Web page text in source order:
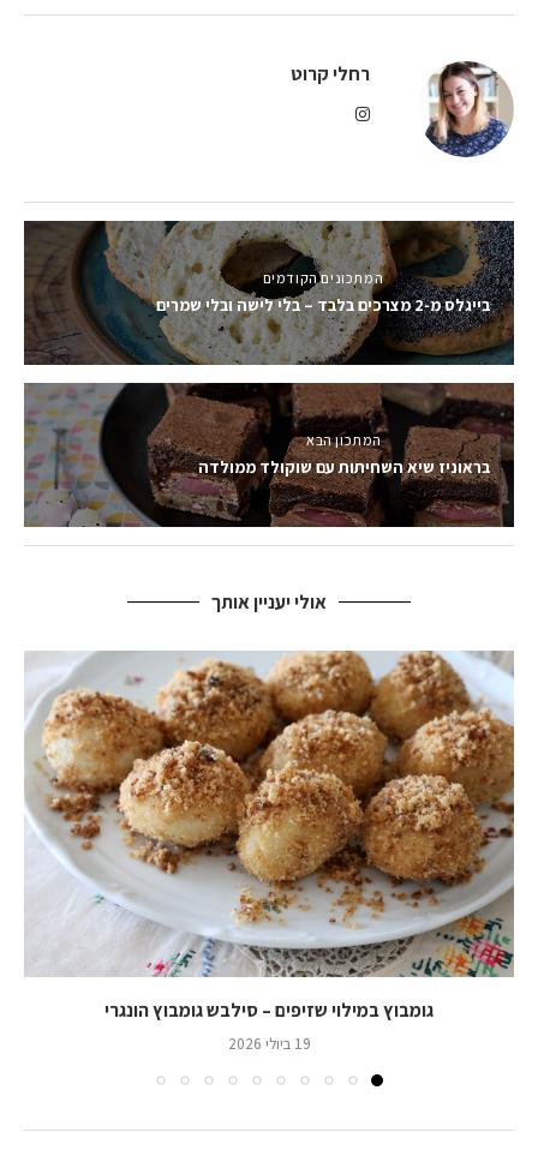
רחלי קרוט
המתכונים הקודמים
בייגלס מ-2 מצרכים בלבד – בלי לישה ובלי שמרים
המתכון הבא
בראוניז שיא השחיתות עם שוקולד ממולדה
אולי יעניין אותך
גומבוץ במילוי שזיפים – סילבש גומבוץ הונגרי
19 ביולי 2026